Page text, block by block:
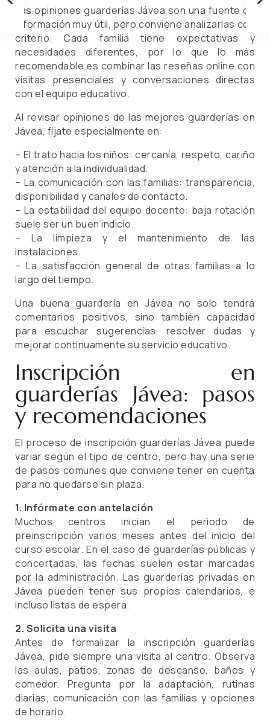
Las opiniones guarderías Jávea son una fuente de
información muy útil, pero conviene analizarlas con
criterio. Cada familia tiene expectativas y
necesidades diferentes, por lo que lo más
recomendable es combinar las reseñas online con
visitas presenciales y conversaciones directas
con el equipo educativo.
Al revisar opiniones de las mejores guarderías en
Jávea, fíjate especialmente en:
– El trato hacia los niños: cercanía, respeto, cariño
y atención a la individualidad.
– La comunicación con las familias: transparencia,
disponibilidad y canales de contacto.
– La estabilidad del equipo docente: baja rotación
suele ser un buen indicio.
– La limpieza y el mantenimiento de las
instalaciones.
– La satisfacción general de otras familias a lo
largo del tiempo.
Una buena guardería en Jávea no solo tendrá
comentarios positivos, sino también capacidad
para escuchar sugerencias, resolver dudas y
mejorar continuamente su servicio educativo.
Inscripción en
guarderías Jávea: pasos
y recomendaciones
El proceso de inscripción guarderías Jávea puede
variar según el tipo de centro, pero hay una serie
de pasos comunes que conviene tener en cuenta
para no quedarse sin plaza.
1. Infórmate con antelación
Muchos centros inician el periodo de
preinscripción varios meses antes del inicio del
curso escolar. En el caso de guarderías públicas y
concertadas, las fechas suelen estar marcadas
por la administración. Las guarderías privadas en
Jávea pueden tener sus propios calendarios, e
incluso listas de espera.
2. Solicita una visita
Antes de formalizar la inscripción guarderías
Jávea, pide siempre una visita al centro. Observa
las aulas, patios, zonas de descanso, baños y
comedor. Pregunta por la adaptación, rutinas
diarias, comunicación con las familias y opciones
de horario.